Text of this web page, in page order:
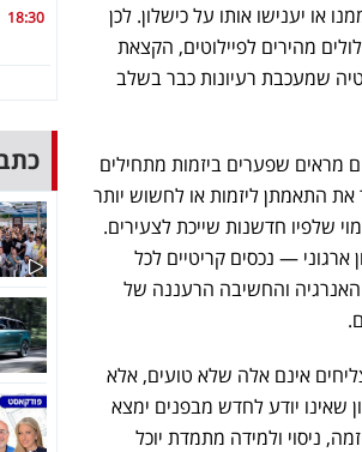
או יענישו אותו על כישלון. לכן
מהירים לפיילוטים, הקצאת
שמעכבת רעיונות כבר בשלב
מראים שפערים ביזמות מתחילים
התאמתן ליזמות או לחשוש יותר
שלפיו חדשנות שייכת לצעירים.
ארגוני — נכסים קריטיים לכל
האנרגיה והחשיבה הרעננה של
אינם אלה שלא טועים, אלא
שאינו יודע לחדש מבפנים ימצא
ניסוי ולמידה מתמדת יוכל
18:30